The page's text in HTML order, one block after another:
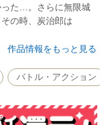
った…。さらに無限城
の時、炭治郎は
作品情報をもっと見る
バトル・アクション